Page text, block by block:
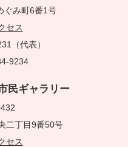
ぐみ町6番1号
セス
（代表）
9234
民ギャラリー
二丁目9番50号
セス